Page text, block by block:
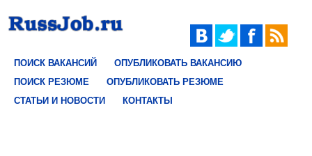
ПОИСК ВАКАНСИЙ
ОПУБЛИКОВАТЬ ВАКАНСИЮ
ПОИСК РЕЗЮМЕ
ОПУБЛИКОВАТЬ РЕЗЮМЕ
СТАТЬИ И НОВОСТИ
КОНТАКТЫ